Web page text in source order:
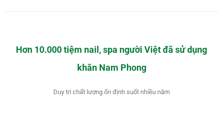
Hơn 10.000 tiệm nail, spa người Việt đã sử dụng
khăn Nam Phong
Duy trì chất lượng ổn định suốt nhiều năm